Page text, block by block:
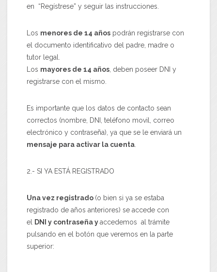
en “Regístrese” y seguir las instrucciones.
Los menores de 14 años podrán registrarse con
el documento identificativo del padre, madre o
tutor legal.
Los mayores de 14 años , deben poseer DNI y
registrarse con el mismo.
Es importante que los datos de contacto sean
correctos (nombre, DNI, teléfono movil, correo
electrónico y contraseña), ya que se le enviará un
mensaje para activar la cuenta
2.- SI YA ESTÁ REGISTRADO
Una vez registrado (o bien si ya se estaba
registrado de años anteriores) se accede con
el
DNI y contraseña yaccedemos al trámite
pulsando en el botón que veremos en la parte
superior: